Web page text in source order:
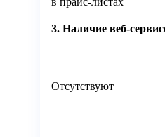
3. Наличие веб-
Отсутствуют